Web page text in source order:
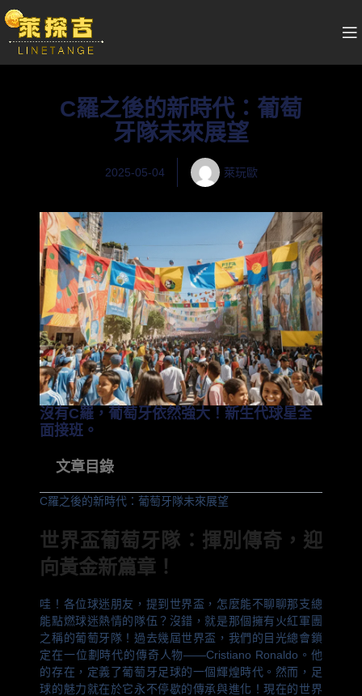
C羅之後的新時代：葡萄
牙隊未來展望
2025-05-04 萊玩歐
沒有C羅，葡萄牙依然強大！新生代球星全
面接班。
文章目錄
C羅之後的新時代：葡萄牙隊未來展望
世界盃葡萄牙隊 ：揮別傳奇，迎
向黃金新篇章！
哇！各位球迷朋友，提到世界盃，怎麼能不聊聊那支總
能點燃球迷熱情的隊伍？沒錯，就是那個擁有火紅軍團
之稱的葡萄牙隊！過去幾屆世界盃，我們的目光總會鎖
定在一位劃時代的傳奇人物——Cristiano Ronaldo。他
的存在，定義了葡萄牙足球的一個輝煌時代。然而，足
球的魅力就在於它永不停歇的傳承與進化！現在的世界